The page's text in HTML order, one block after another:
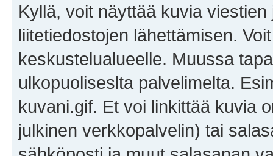
Kyllä, voit näyttää kuvia
liitetiedostojen lähettämisen.
keskustelualueelle. Muussa
ulkopuoliseslta palvelimelta.
kuvani.gif. Et voi linkittää kuvia
julkinen verkkopalvelin) tai